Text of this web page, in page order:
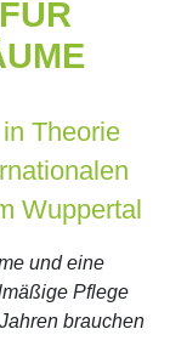
Theorie
Wuppertal
und eine
Pflege
brauchen